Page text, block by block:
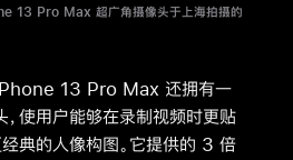
13 Pro Max 超广角摄像头于上海拍摄的
13 Pro Max 还拥有一
使用户能够在录制视频时更贴
典的人像构图。它提供的 3 倍